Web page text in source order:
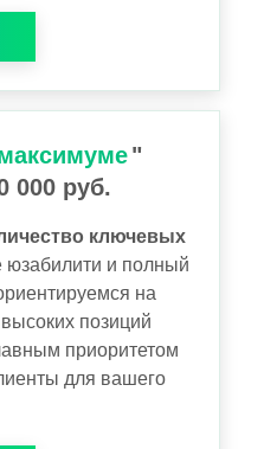
"
000 руб.
ключевых
юзабилити и полный
на
позиций
приоритетом
для вашего